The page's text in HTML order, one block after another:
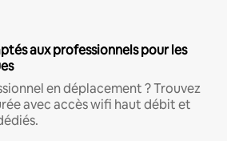
aux professionnels pour les
en déplacement ? Trouvez
avec accès wifi haut débit et